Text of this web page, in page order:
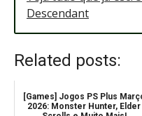
Descendant
Related posts:
[Games] Jogos PS Plus
2026: Monster Hunter, Elder